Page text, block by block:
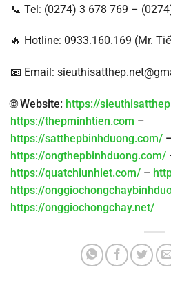
📞 Tel: (0274) 3 678 769 –
🔥 Hotline: 0933.160.169 (Mr.
📧 Email:
🌐 Website: https://
https://thepminhtien.com –
https://satthepbinhduong.com/
https://ongthepbinhduong.com/
https://quatchiunhiet.com/ –
https://
https://onggiochongchay.net/